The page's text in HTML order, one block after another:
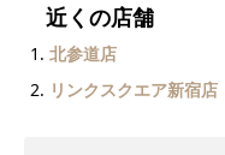
近くの店舗
北参道店
リンクスクエア新宿店